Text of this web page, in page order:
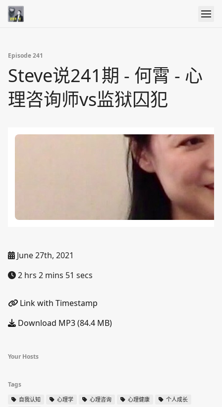
Episode 241
Steve说241期 - 何霄 - 心
理咨询师vs监狱囚犯
June 27th, 2021
2 hrs 2 mins 51 secs
Link with Timestamp
Download MP3 (84.4 MB)
Your Hosts
Tags
自我认知 心理学 心理咨询 心理健康
个人成长